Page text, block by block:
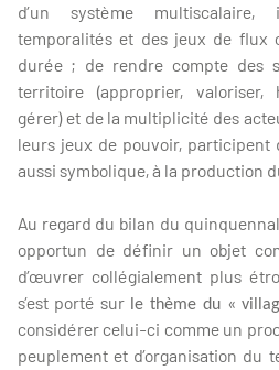
d’un système multiscalaire,
temporalités et des jeux de flux
durée ; de rendre compte des
territoire (approprier, valoriser,
gérer) et de la multiplicité des
leurs jeux de pouvoir, participent
aussi symbolique, à la production
Au regard du bilan du
opportun de définir un objet
d’œuvrer collégialement plus
s’est porté sur le thème du «
considérer celui-ci comme un
peuplement et d’organisation du